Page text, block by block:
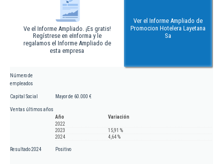
Ve el Informe Ampliado. ¡Es gratis!
Regístrese en eInforma y le
regalamos el Informe Ampliado de
esta empresa
Ver el Informe Ampliado de
Promocion Hotelera Layetana
Sa
Número de
empleados
Capital Social Mayor de 60.000 €
Ventas últimos años
Año
Variación
2022
2023
15,91 %
2024
4,64 %
Resultado 2024 Positivo